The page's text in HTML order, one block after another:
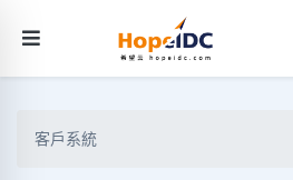
客戶系統